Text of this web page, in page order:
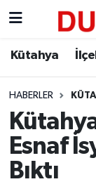
Kütahya
HABERLER
Esnaf
Bıktı
Asayiş
Diğer
Dünya
Eğitim
Kütahya
Kütahya
Süper Lig
Tüm